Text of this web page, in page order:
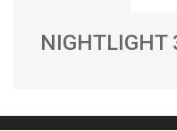
Bu ürünün fiyat bilgisi,